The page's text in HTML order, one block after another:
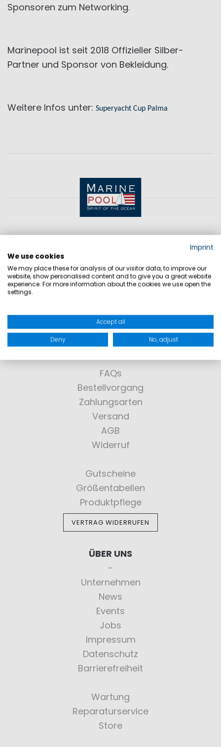
Sponsoren zum Networking.
Marinepool ist seit 2018 Offizieller Silber-
Partner und Sponsor von Bekleidung.
Weitere Infos unter: Superyacht Cup Palma
Sie haben Fragen?
Wir haben die Antworten!
> KONTAKT
SHOPPING
FAQs
Bestellvorgang
Zahlungsarten
Versand
AGB
Widerruf
Gutscheine
Größentabellen
Produktpflege
VERTRAG WIDERRUFEN
ÜBER UNS
Unternehmen
News
Events
Jobs
Impressum
Datenschutz
Barrierefreiheit
Wartung
Reparaturservice
Store
Imprint
We use cookies
We may place these for analysis of our visitor data, to improve our
website, show personalised content and to give you a great website
experience. For more information about the cookies we use open the
settings.
Accept all
Deny No, adjust